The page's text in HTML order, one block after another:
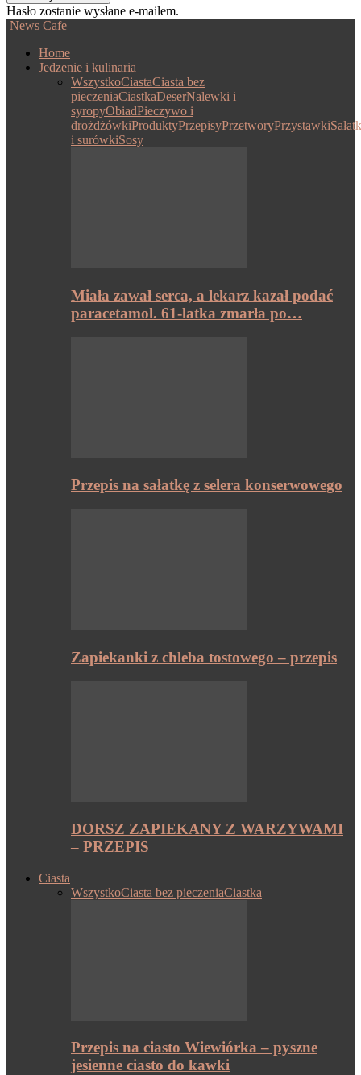
Hasło zostanie wysłane e-mailem.
News Cafe
Home
Jedzenie i kulinaria
WszystkoCiastaCiasta bez
pieczeniaCiastkaDeserNalewki i
syropyObiadPieczywo i
drożdżówkiProduktyPrzepisyPrzetworyPrzystawki
i surówkiSosy
Miała zawał serca, a lekarz kazał podać
paracetamol. 61-latka zmarła po…
Przepis na sałatkę z selera konserwowego
Zapiekanki z chleba tostowego – przepis
DORSZ ZAPIEKANY Z WARZYWAMI
– PRZEPIS
Ciasta
WszystkoCiasta bez pieczeniaCiastka
Przepis na ciasto Wiewiórka – pyszne
jesienne ciasto do kawki